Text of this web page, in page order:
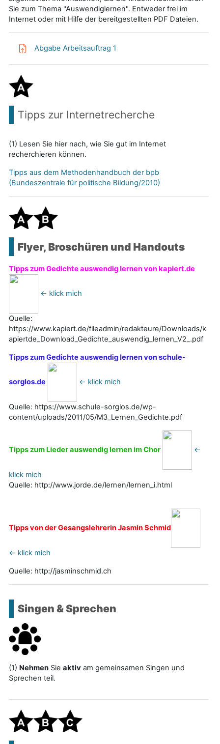
Sie zum Thema "Auswendiglernen". Entweder frei im
Internet oder mit Hilfe der bereitgestellten PDF Dateien.
Abgabe Arbeitsauftrag 1
Tipps zur Internetrecherche
(1) Lesen Sie hier nach, wie Sie gut im Internet
recherchieren können.
Tipps aus dem Methodenhandbuch der bpb
(Bundeszentrale für politische Bildung/2010)
Flyer, Broschüren und Handouts
Tipps zum Gedichte auswendig lernen von kapiert.de
<- klick mich
Quelle:
https://www.kapiert.de/fileadmin/redakteure/Downloads/k
apiertde_Download_Gedichte_auswendig_lernen_V2_.pdf
Tipps zum Gedichte auswendig lernen von schule-
sorglos.de <- klick mich
Quelle: https://www.schule-sorglos.de/wp-
content/uploads/2011/05/M3_Lernen_Gedichte.pdf
Tipps zum Lieder auswendig lernen im Chor <-
klick mich
Quelle: http://www.jorde.de/lernen/lernen_i.html
Tipps von der Gesangslehrerin Jasmin Schmid
<- klick mich
Quelle: http://jasminschmid.ch
Singen & Sprechen
(1) Nehmen Sie aktiv am gemeinsamen Singen und
Sprechen teil.